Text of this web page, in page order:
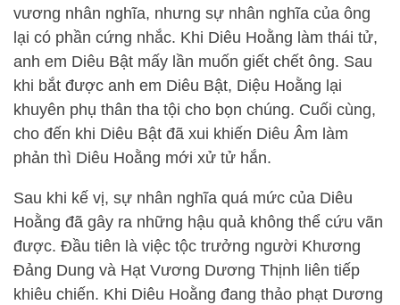
vương nhân nghĩa, nhưng sự nhân nghĩa của ông
lại có phần cứng nhắc. Khi Diêu Hoằng làm thái tử,
anh em Diêu Bật mấy lần muốn giết chết ông. Sau
khi bắt được anh em Diêu Bật, Diệu Hoằng lại
khuyên phụ thân tha tội cho bọn chúng. Cuối cùng,
cho đến khi Diêu Bật đã xui khiến Diêu Âm làm
phản thì Diêu Hoằng mới xử tử hắn.
Sau khi kế vị, sự nhân nghĩa quá mức của Diêu
Hoằng đã gây ra những hậu quả không thể cứu vãn
được. Đầu tiên là việc tộc trưởng người Khương
Đảng Dung và Hạt Vương Dương Thịnh liên tiếp
khiêu chiến. Khi Diêu Hoằng đang thảo phạt Dương